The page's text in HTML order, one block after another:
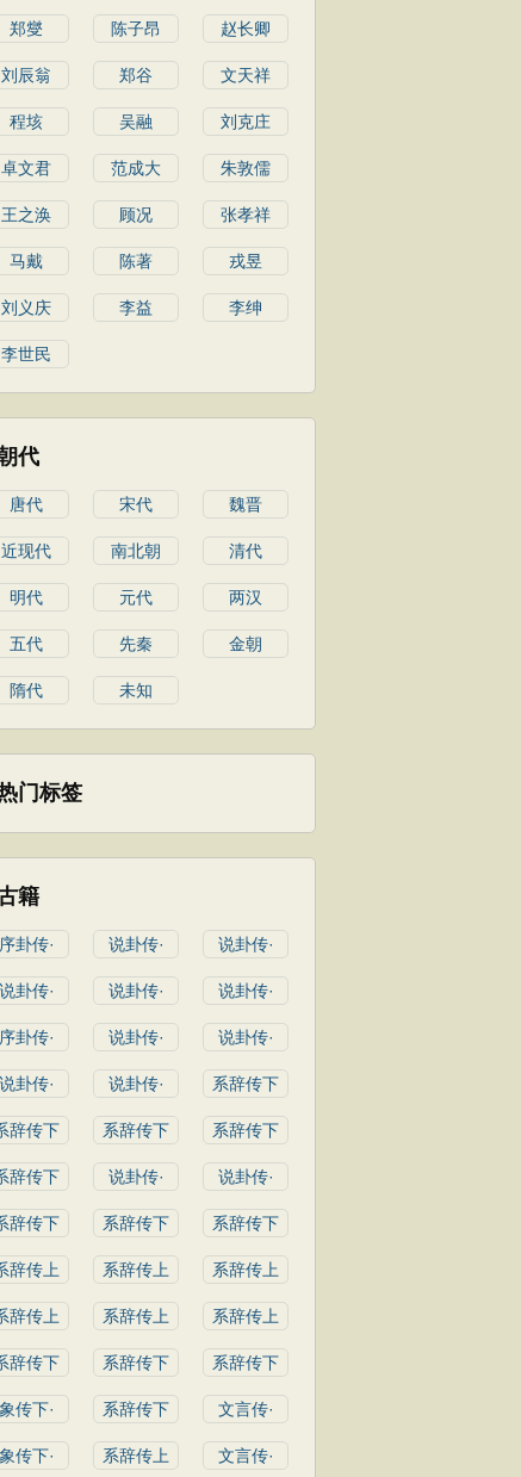
郑燮 陈子昂 赵长卿
刘辰翁 郑谷 文天祥
程垓 吴融 刘克庄
卓文君 范成大 朱敦儒
王之涣 顾况 张孝祥
马戴 陈著 戎昱
刘义庆 李益 李绅
李世民
代
唐代 宋代 魏晋
近现代 南北朝 清代
明代 元代 两汉
五代 先秦 金朝
隋代 未知
门标签
籍
序卦传· 说卦传· 说卦传·
说卦传· 说卦传· 说卦传·
序卦传· 说卦传· 说卦传·
说卦传· 说卦传· 系辞传下
辞传下 系辞传下 系辞传下
辞传下 说卦传· 说卦传·
辞传下 系辞传下 系辞传下
辞传上 系辞传上 系辞传上
辞传上 系辞传上 系辞传上
辞传下 系辞传下 系辞传下
象传下· 系辞传下 文言传·
象传下· 系辞传上 文言传·